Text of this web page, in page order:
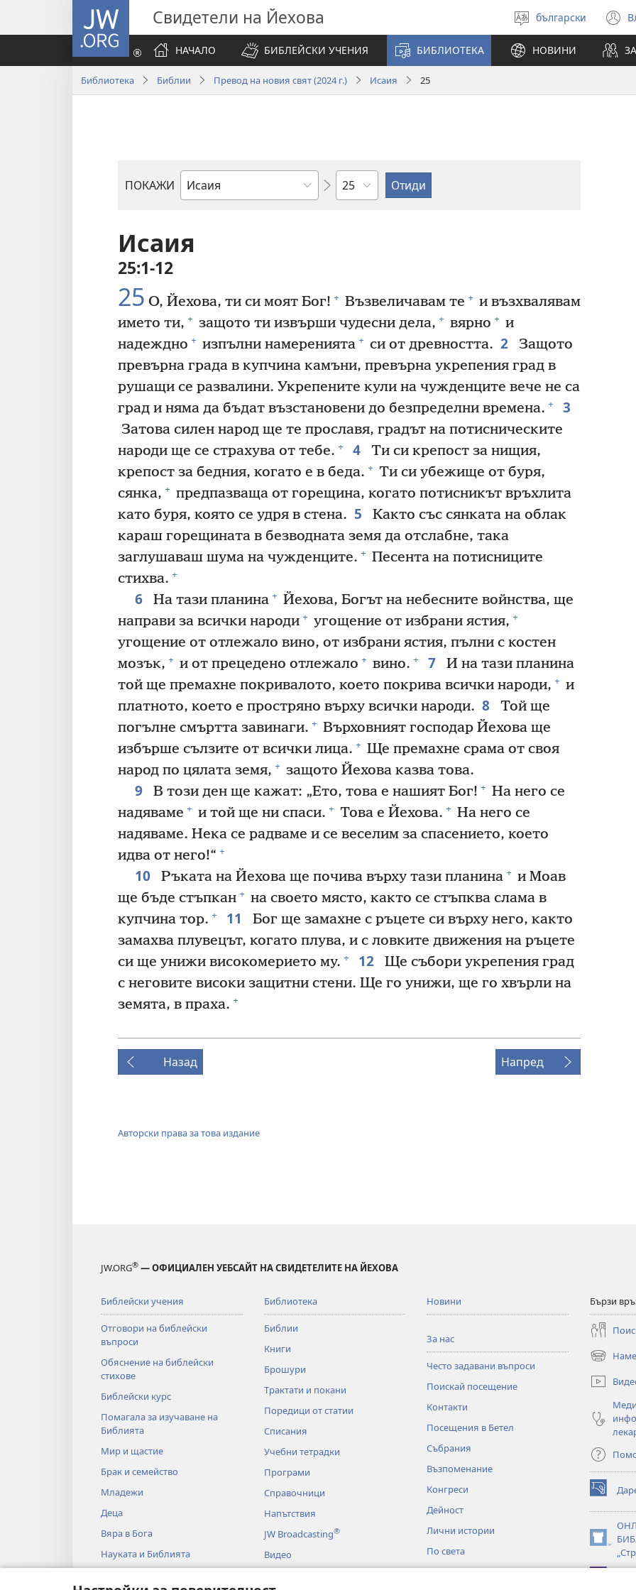
JW.ORG Свидетели на Йехова
Избери
език
български
НАЧАЛО БИБЛЕЙСКИ УЧЕНИЯ БИБЛИОТЕКА НОВИНИ
Библиотека Библии Превод на новия свят (2024 г.) Исаия 25
ПОКАЖИ
Библейска
Глава
Исаия
25:1-12
25 О, Йехова, ти си моят Бог! + Възвеличавам те + и възхвалявам
името ти, + защото ти извърши чудесни дела, + вярно + и
надеждно + изпълни намеренията + си от древността. 2
Защото
превърна града в купчина камъни, превърна укрепения град в
рушащи се развалини. Укрепените кули на чужденците вече не са
град и няма да бъдат възстановени до безпределни времена. + 3
Затова силен народ ще те прославя, градът на потисническите
народи ще се страхува от тебе. + 4
Ти си крепост за нищия,
крепост за бедния, когато е в беда. + Ти си убежище от буря,
сянка, + предпазваща от горещина, когато потисникът връхлита
като буря, която се удря в стена. 5
Както със сянката на облак
караш горещината в безводната земя да отслабне, така
заглушаваш шума на чужденците. + Песента на потисниците
стихва. +
6 На тази планина + Йехова, Богът на небесните войнства, ще
направи за всички народи + угощение от избрани ястия, +
угощение от отлежало вино, от избрани ястия, пълни с костен
мозък, + и от прецедено отлежало + вино. + 7
И на тази планина
той ще премахне покривалото, което покрива всички народи, + и
платното, което е простряно върху всички народи. 8
Той ще
погълне смъртта завинаги. + Върховният господар Йехова ще
избърше сълзите от всички лица. + Ще премахне срама от своя
народ по цялата земя, + защото Йехова казва това.
9 В този ден ще кажат: „Ето, това е нашият Бог! + На него се
надяваме + и той ще ни спаси. + Това е Йехова. + На него се
надяваме. Нека се радваме и се веселим за спасението, което
идва от него!“ +
10 Ръката на Йехова ще почива върху тази планина + и Моав
ще бъде стъпкан + на своето място, както се стъпква слама в
купчина тор. + 11
Бог ще замахне с ръцете си върху него, както
замахва плувецът, когато плува, и с ловките движения на ръцете
си ще унижи високомерието му. + 12
Ще събори укрепения град
с неговите високи защитни стени. Ще го унижи, ще го хвърли на
земята, в праха. +
Назад Напред
Авторски права за това издание
JW.ORG® — ОФИЦИАЛЕН УЕБСАЙТ НА СВИДЕТЕЛИТЕ НА ЙЕХОВА
Библейски учения
Отговори на библейски
въпроси
Обяснение на библейски
стихове
Библейски курс
Помагала за изучаване на
Библията
Мир и щастие
Брак и семейство
Младежи
Деца
Вяра в Бога
Науката и Библията
Библиотека
Библии
Книги
Брошури
Трактати и покани
Поредици от статии
Списания
Учебни тетрадки
Програми
Справочници
Напътствия
JW Broadcasting®
Видео
Новини
За нас
Често задавани въпроси
Поискай посещение
Контакти
Посещения в Бетел
Събрания
Възпоменание
Конгреси
Дейност
Лични истории
По света
Бързи
(отваря
нов
прозорец)
(отваря
нов
прозорец)
(отваря